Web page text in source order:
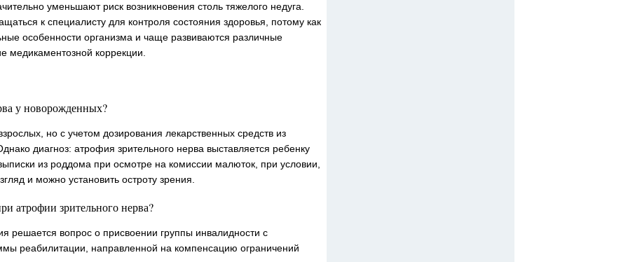
уменьшают риск возникновения столь тяжелого недуга.
к специалисту для контроля состояния здоровья, потому как
особенности организма и чаще развиваются различные
медикаментозной коррекции.
у новорожденных?
но с учетом дозирования лекарственных средств из
диагноз: атрофия зрительного нерва выставляется ребенку
из роддома при осмотре на комиссии малюток, при условии,
и можно установить остроту зрения.
атрофии зрительного нерва?
решается вопрос о присвоении группы инвалидности с
реабилитации, направленной на компенсацию ограничений